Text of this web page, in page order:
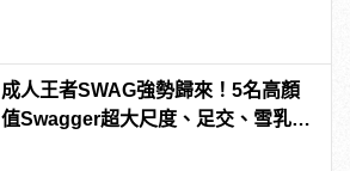
成人王者SWAG強勢歸來！5名高顏
值Swagger超大尺度、足交、雪乳、